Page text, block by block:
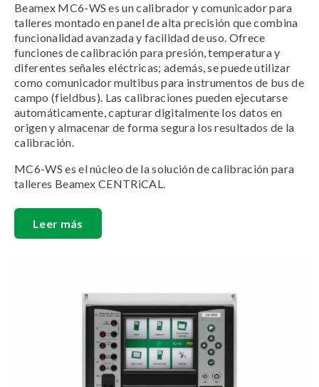
Beamex MC6-WS es un calibrador y comunicador para
talleres montado en panel de alta precisión que combina
funcionalidad avanzada y facilidad de uso. Ofrece
funciones de calibración para presión, temperatura y
diferentes señales eléctricas; además, se puede utilizar
como comunicador multibus para instrumentos de bus de
campo (fieldbus). Las calibraciones pueden ejecutarse
automáticamente, capturar digitalmente los datos en
origen y almacenar de forma segura los resultados de la
calibración.
MC6-WS es el núcleo de la solución de calibración para
talleres Beamex CENTRiCAL.
Leer más